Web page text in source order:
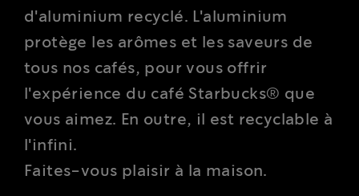
d'aluminium recyclé. L'aluminium
protège les arômes et les saveurs de
tous nos cafés, pour vous offrir
l'expérience du café Starbucks® que
vous aimez. En outre, il est recyclable à
l'infini.
Faites-vous plaisir à la maison.